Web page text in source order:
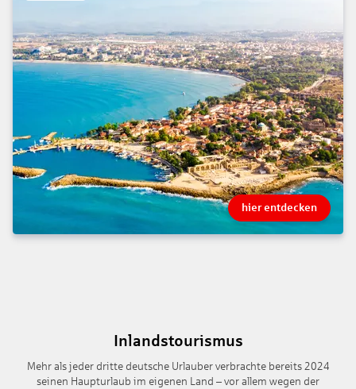
hier entdecken
Inlandstourismus
Mehr als jeder dritte deutsche Urlauber verbrachte bereits 2024
seinen Haupturlaub im eigenen Land – vor allem wegen der